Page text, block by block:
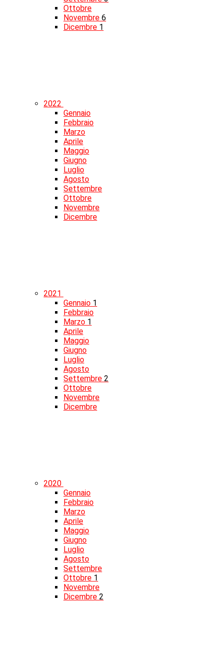
Ottobre
Novembre 6
Dicembre 1
2022
Gennaio
Febbraio
Marzo
Aprile
Maggio
Giugno
Luglio
Agosto
Settembre
Ottobre
Novembre
Dicembre
2021
Gennaio 1
Febbraio
Marzo 1
Aprile
Maggio
Giugno
Luglio
Agosto
Settembre 2
Ottobre
Novembre
Dicembre
2020
Gennaio
Febbraio
Marzo
Aprile
Maggio
Giugno
Luglio
Agosto
Settembre
Ottobre 1
Novembre
Dicembre 2